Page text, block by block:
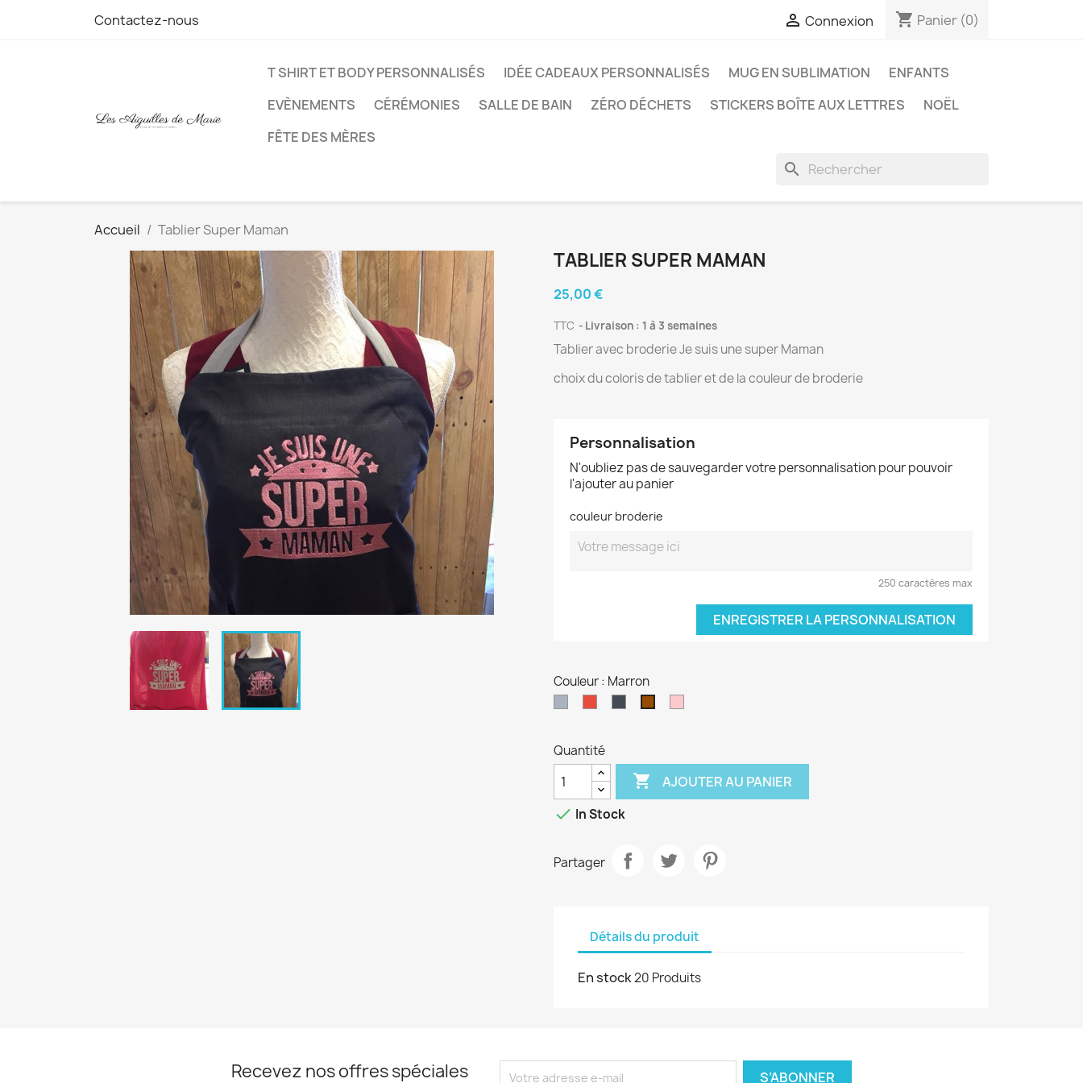
Contactez-nous  Connexion shopping_cart Panier (0)
T SHIRT ET BODY PERSONNALISÉS IDÉE CADEAUX PERSONNALISÉS MUG EN SUBLIMATION
ENFANTS
EVÈNEMENTS
CÉRÉMONIES SALLE DE BAIN ZÉRO DÉCHETS STICKERS BOÎTE AUX LETTRES
NOËL
FÊTE DES MÈRES
search
Accueil Tablier Super Maman
TABLIER SUPER MAMAN
25,00 €
TTC Livraison : 1 à 3 semaines
Tablier avec broderie Je suis une super Maman
choix du coloris de tablier et de la couleur de broderie
Personnalisation
N'oubliez pas de sauvegarder votre personnalisation pour pouvoir
l'ajouter au panier
couleur broderie
250 caractères max
ENREGISTRER LA PERSONNALISATION
Couleur : Marron
Quantité
 AJOUTER AU PANIER
 In Stock
Partager
Détails du produit
En stock20 Produits
Recevez nos offres spéciales